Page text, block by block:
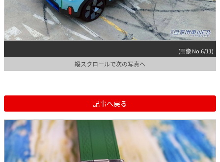
(画像 No.6/11)
縦スクロールで次の写真へ
記事へ戻る